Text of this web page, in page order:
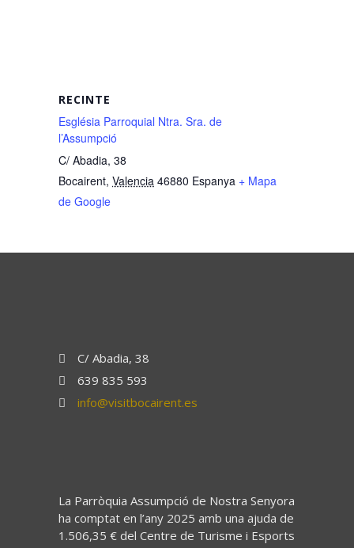
RECINTE
Església Parroquial Ntra. Sra. de
l’Assumpció
C/ Abadia, 38
Bocairent, Valencia 46880 Espanya + Mapa
de Google
C/ Abadia, 38
639 835 593
info@visitbocairent.es
La Parròquia Assumpció de Nostra Senyora
ha comptat en l’any 2025 amb una ajuda de
1.506,35 € del Centre de Turisme i Esports